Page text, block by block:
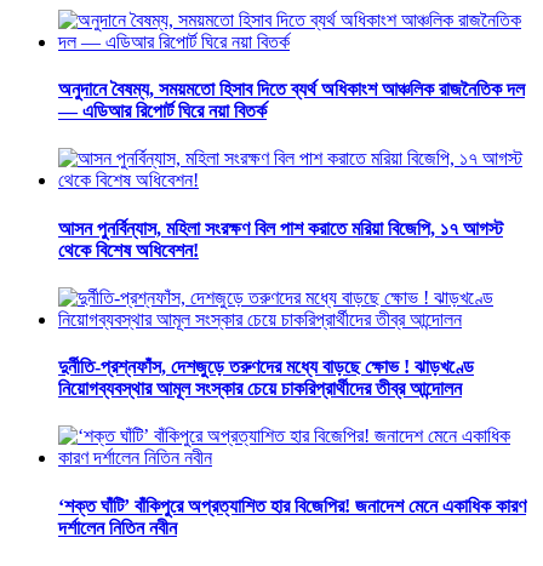
অনুদানে বৈষম্য, সময়মতো হিসাব দিতে ব্যর্থ অধিকাংশ আঞ্চলিক রাজনৈতিক দল
— এডিআর রিপোর্ট ঘিরে নয়া বিতর্ক
আসন পুনর্বিন্যাস, মহিলা সংরক্ষণ বিল পাশ করাতে মরিয়া বিজেপি, ১৭ আগস্ট
থেকে বিশেষ অধিবেশন!
দুর্নীতি-প্রশ্নফাঁস, দেশজুড়ে তরুণদের মধ্যে বাড়ছে ক্ষোভ ! ঝাড়খণ্ডে
নিয়োগব্যবস্থার আমূল সংস্কার চেয়ে চাকরিপ্রার্থীদের তীব্র আন্দোলন
‘শক্ত ঘাঁটি’ বাঁকিপুরে অপ্রত্যাশিত হার বিজেপির! জনাদেশ মেনে একাধিক কারণ
দর্শালেন নিতিন নবীন